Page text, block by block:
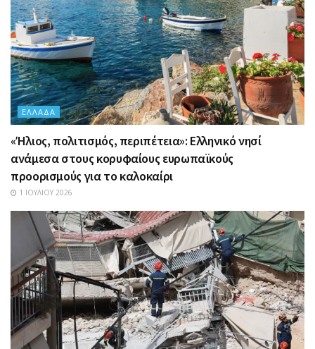
ΕΛΛΆΔΑ
«Ήλιος, πολιτισμός, περιπέτεια»: Ελληνικό νησί
ανάμεσα στους κορυφαίους ευρωπαϊκούς
προορισμούς για το καλοκαίρι
1 ΙΟΥΛΊΟΥ 2026